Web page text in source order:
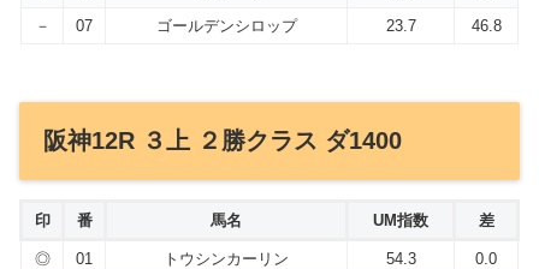
－
07 ゴールデンシロップ 23.7 46.8
阪神12R ３上 ２勝クラス ダ1400
印 番 馬名 UM指数 差
◎ 01 トウシンカーリン 54.3
0.0